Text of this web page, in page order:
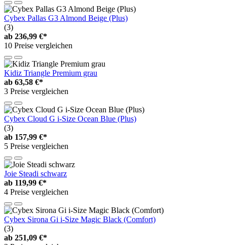
Cybex Pallas G3 Almond Beige (Plus)
(3)
ab 236,99 €*
10 Preise vergleichen
Kidiz Triangle Premium grau
ab 63,58 €*
3 Preise vergleichen
Cybex Cloud G i-Size Ocean Blue (Plus)
(3)
ab 157,99 €*
5 Preise vergleichen
Joie Steadi schwarz
ab 119,99 €*
4 Preise vergleichen
Cybex Sirona Gi i-Size Magic Black (Comfort)
(3)
ab 251,09 €*